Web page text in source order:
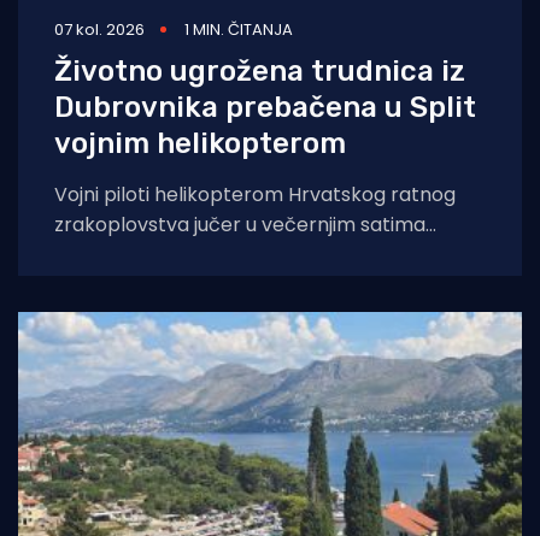
07 kol. 2026 1 MIN. ČITANJA
Životno ugrožena trudnica iz
Dubrovnika prebačena u Split
vojnim helikopterom
Vojni piloti helikopterom Hrvatskog ratnog
zrakoplovstva jučer u večernjim satima